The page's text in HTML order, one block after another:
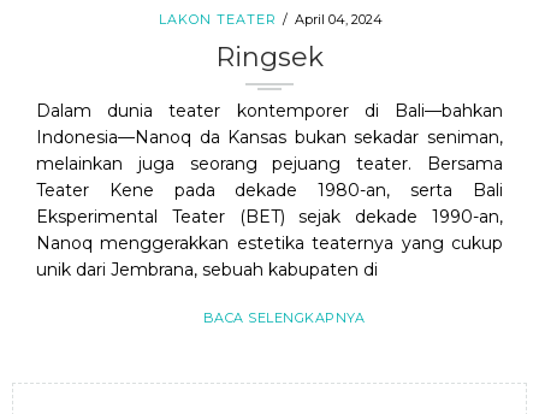
LAKON TEATER April 04, 2024
Ringsek
Dalam dunia teater kontemporer di Bali—bahkan
Indonesia—Nanoq da Kansas bukan sekadar seniman,
melainkan juga seorang pejuang teater. Bersama
Teater Kene pada dekade 1980-an, serta Bali
Eksperimental Teater (BET) sejak dekade 1990-an,
Nanoq menggerakkan estetika teaternya yang cukup
unik dari Jembrana, sebuah kabupaten di
BACA SELENGKAPNYA